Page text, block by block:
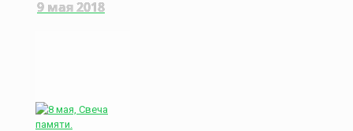
9 мая 2018